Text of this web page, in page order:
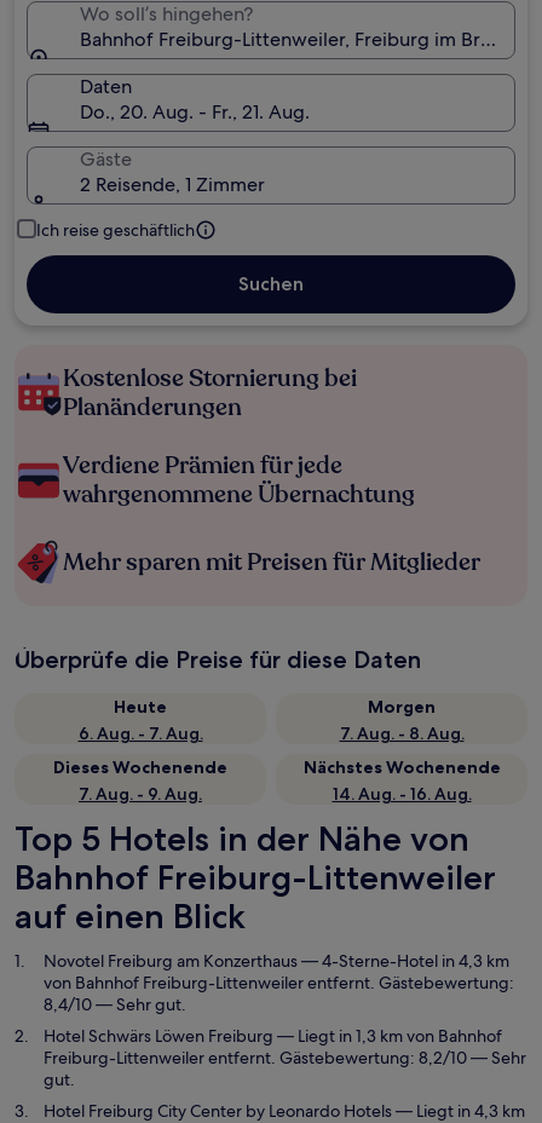
Wo soll’s hingehen?
Bahnhof Freiburg-Littenweiler, Freiburg im
Daten
Do., 20. Aug. - Fr., 21. Aug.
Gäste
2 Reisende, 1 Zimmer
Ich reise geschäftlich
Suchen
Kostenlose Stornierung bei
Planänderungen
Verdiene Prämien für jede
wahrgenommene Übernachtung
Mehr sparen mit Preisen für Mitglieder
Überprüfe die Preise für diese Daten
Heute
6. Aug. - 7. Aug.
Morgen
7. Aug. - 8. Aug.
Dieses Wochenende
7. Aug. - 9. Aug.
Nächstes Wochenende
14. Aug. - 16. Aug.
Top 5 Hotels in der Nähe von
Bahnhof Freiburg-Littenweiler
auf einen Blick
Novotel Freiburg am Konzerthaus— 4-Sterne-Hotel in 4,3 km
von Bahnhof Freiburg-Littenweiler entfernt. Gästebewertung:
8,4/10 — Sehr gut.
Hotel Schwärs Löwen Freiburg — Liegt in 1,3 km von Bahnhof
Freiburg-Littenweiler entfernt. Gästebewertung: 8,2/10 — Sehr
gut.
Hotel Freiburg City Center by Leonardo Hotels— Liegt in 4,3 km